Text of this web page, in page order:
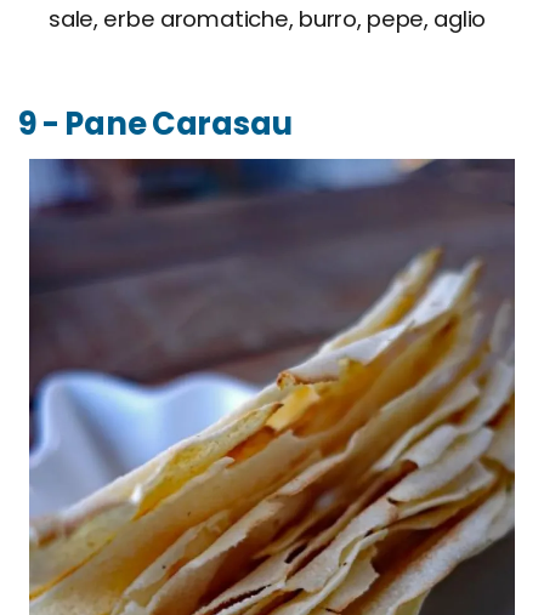
sale, erbe aromatiche, burro, pepe, aglio
9 - Pane Carasau